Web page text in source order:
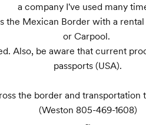
a company I've used many
the Mexican Border with a
or Carpool.
Also, be aware that current
passports (USA).
the border and
(Weston 805-469-1608)